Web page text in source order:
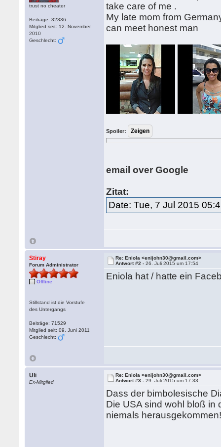
trust no cheater
Beiträge: 32336
Mitglied seit: 12. November
2010
Geschlecht:
take care of me .
My late mom from
can meet honest man
Spoiler:
email over Google
Zitat:
Date: Tue, 7 Jul 2015
Stiray
Forum Administrator
Offline
Stillstand ist die Vorstufe
des Untergangs
Beiträge: 71529
Mitglied seit: 09. Juni 2011
Geschlecht:
Re: Eniola <enijohn30@gmail.com>
Antwort #2 -26. Juli 2015 um 17:54
Eniola hat / hatte ein
Uli
Ex-Mitglied
Re: Eniola <enijohn30@gmail.com>
Antwort #3 -29. Juli 2015 um 17:33
Dass der bimbolesische
Die USA sind wohl bloß in
niemals